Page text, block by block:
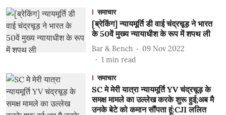
समाचार
[ब्रेकिंग] न्यायमूर्ति डी वाई चंद्रचूड़ ने भारत
के 50वें मुख्य न्यायाधीश के रूप में शपथ ली
Bar & Bench
09 Nov 2022
1 min read
समाचार
SC मे मेरी यात्रा न्यायमूर्ति YV चंद्रचूड़ के
समक्ष मामले का उल्लेख करके शुरू हुई;अब मै
उनके बेटे को कमान सौंपता हूं:CJI ललित